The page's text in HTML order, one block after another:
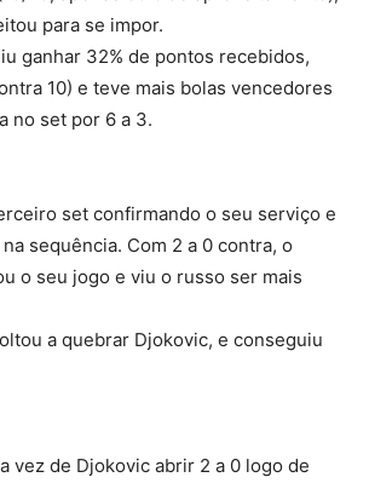
para se impor.
ganhar 32% de pontos recebidos,
10) e teve mais bolas vencedores
no set por 6 a 3.
set confirmando o seu serviço e
sequência. Com 2 a 0 contra, o
o seu jogo e viu o russo ser mais
a quebrar Djokovic, e conseguiu
vez de Djokovic abrir 2 a 0 logo de